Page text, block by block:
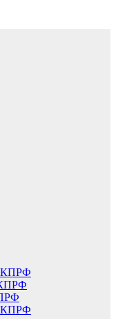
КПРФ
КПРФ
КПРФ